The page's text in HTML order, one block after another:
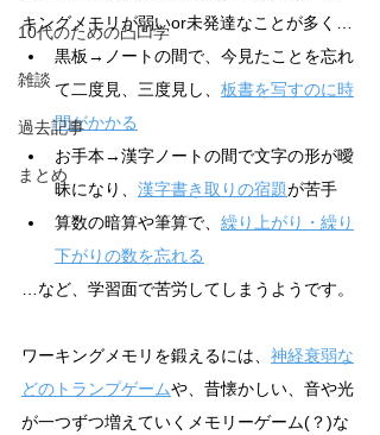
10代のための凸凹学
雑談
過去記事
まとめ
キングメモリが弱いor未発達なことが多く…
黒板→ノートの間で、今見たことを忘れ
て二度見、三度見し、 板書を写すのに時
間がかかる
お手本→漢字ノートの間で文字の形が曖
昧になり、 漢字書き取りの宿題が苦手
算数の暗算や筆算で、 繰り上がり・繰り
下がりの数を忘れる
…など、学習面で苦労してしまうようです。
ワーキングメモリを鍛えるには、 神経衰弱な
どのトランプゲームや、昔懐かしい、音や光
が一つずつ増えていくメモリーゲーム(？)な